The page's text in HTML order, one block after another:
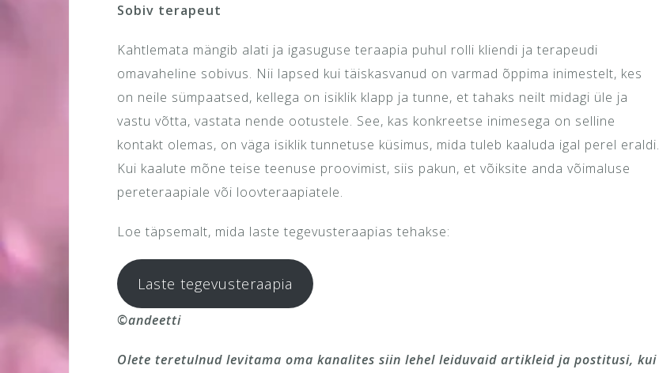
Sobiv terapeut
Kahtlemata mängib alati ja igasuguse teraapia puhul rolli kliendi ja terapeudi
omavaheline sobivus. Nii lapsed kui täiskasvanud on varmad õppima inimestelt, kes
on neile sümpaatsed, kellega on isiklik klapp ja tunne, et tahaks neilt midagi üle ja
vastu võtta, vastata nende ootustele. See, kas konkreetse inimesega on selline
kontakt olemas, on väga isiklik tunnetuse küsimus, mida tuleb kaaluda igal perel eraldi.
Kui kaalute mõne teise teenuse proovimist, siis pakun, et võiksite anda võimaluse
pereteraapiale või loovteraapiatele.
Loe täpsemalt, mida laste tegevusteraapias tehakse:
Laste tegevusteraapia
©andeetti
Olete teretulnud levitama oma kanalites siin lehel leiduvaid artikleid ja postitusi, kui